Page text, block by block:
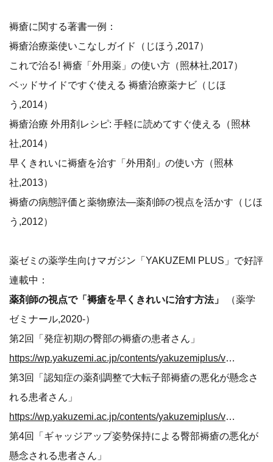
褥瘡に関する著書一例：
褥瘡治療薬使いこなしガイド（じほう,2017）
これで治る! 褥瘡「外用薬」の使い方（照林社,2017）
ベッドサイドですぐ使える 褥瘡治療薬ナビ（じほ
う,2014）
褥瘡治療 外用剤レシピ: 手軽に読めてすぐ使える（照林
社,2014）
早くきれいに褥瘡を治す「外用剤」の使い方（照林
社,2013）
褥瘡の病態評価と薬物療法―薬剤師の視点を活かす（じほ
う,2012）
薬ゼミの薬学生向けマガジン「YAKUZEMI PLUS」で好評
連載中：
薬剤師の視点で「褥瘡を早くきれいに治す方法」
（薬学
ゼミナール,2020-）
第2回「発症初期の臀部の褥瘡の患者さん」
https://wp.yakuzemi.ac.jp/contents/yakuzemiplus/vol49/book/html5.html#page=19
第3回「認知症の薬剤調整で大転子部褥瘡の悪化が懸念さ
れる患者さん」
https://wp.yakuzemi.ac.jp/contents/yakuzemiplus/vol50/book/html5.html#page=35
第4回「ギャッジアップ姿勢保持による臀部褥瘡の悪化が
懸念される患者さん」